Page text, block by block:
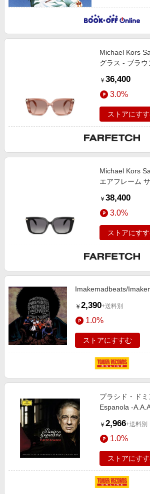
Michael Kors
グラス - ブラウ
￥ 36,400
3.0%
ストアにす
Michael Kors
エアフレーム
￥ 38,400
3.0%
ストアにす
Imakemadbeats/
￥ 2,390+送料別
1.0%
ストアにすすむ
プラシド・ド
Espanola -
etc (7/2007) /
Miguel
Comunidad
￥ 2,966+送料別
1.0%
ストアにす